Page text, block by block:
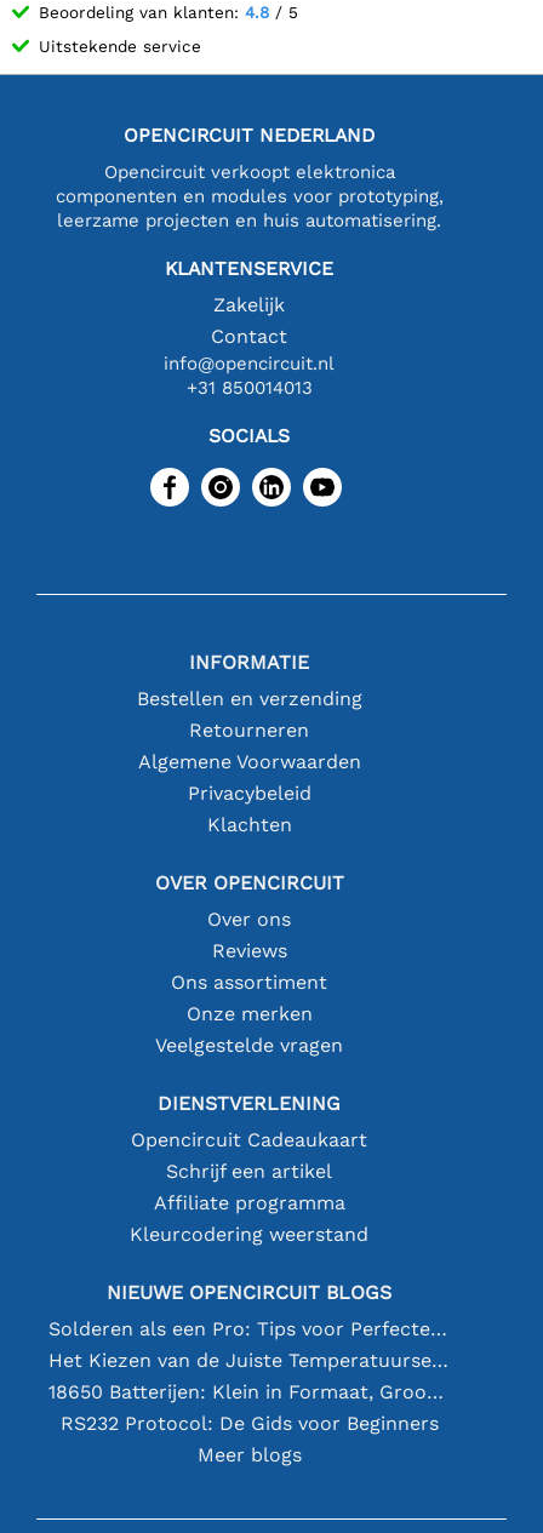
Beoordeling van klanten: 4.8 / 5
Uitstekende service
OPENCIRCUIT NEDERLAND
Opencircuit verkoopt elektronica
componenten en modules voor prototyping,
leerzame projecten en huis automatisering.
KLANTENSERVICE
Zakelijk
Contact
info@opencircuit.nl
+31 850014013
SOCIALS
INFORMATIE
Bestellen en verzending
Retourneren
Algemene Voorwaarden
Privacybeleid
Klachten
OVER OPENCIRCUIT
Over ons
Reviews
Ons assortiment
Onze merken
Veelgestelde vragen
DIENSTVERLENING
Opencircuit Cadeaukaart
Schrijf een artikel
Affiliate programma
Kleurcodering weerstand
NIEUWE OPENCIRCUIT BLOGS
Solderen als een Pro: Tips voor Perfecte Elektronische Verbindingen
Het Kiezen van de Juiste Temperatuursensor [youtube]
18650 Batterijen: Klein in Formaat, Groot in Prestatie
RS232 Protocol: De Gids voor Beginners
Meer blogs